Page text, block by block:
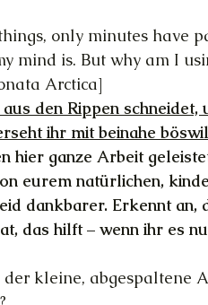
only minutes have
mind is. But why am I
Arctica]
den Rippen schneidet,
ihr mit beinahe
hier ganze Arbeit
eurem natürlichen,
dankbarer. Erkennt an,
das hilft – wenn ihr es
kleine, abgespaltene